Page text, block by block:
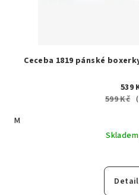
Ceceba 1819 pánské
539
599 Kč
M
Detail